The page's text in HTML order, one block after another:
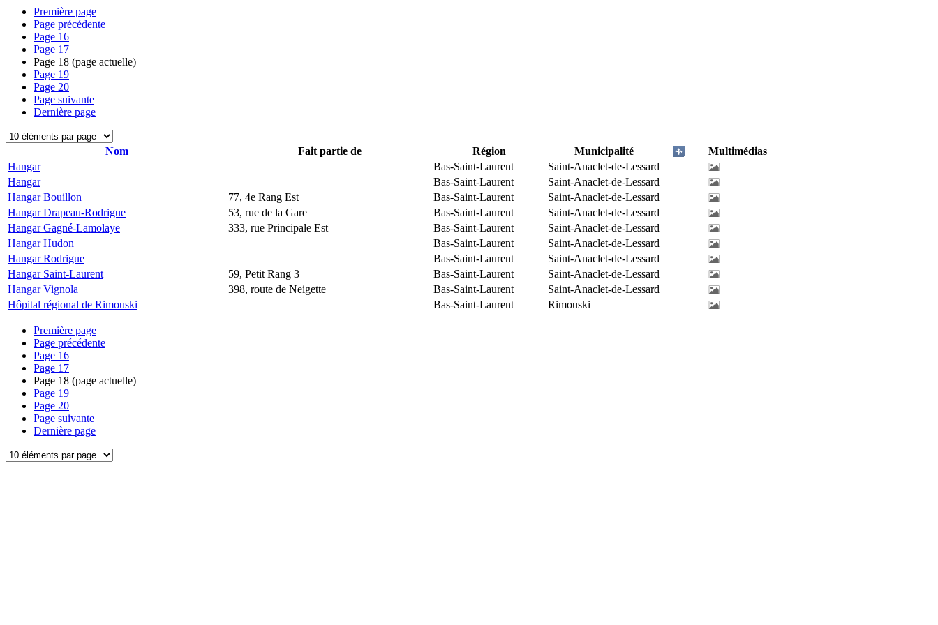
Première page
Page précédente
Page 16
Page 17
Page 18 (page actuelle)
Page 19
Page 20
Page suivante
Dernière page
Nom Fait partie de Région Municipalité
Multimédias
Hangar
Bas-Saint-Laurent
Saint-Anaclet-de-Lessard
Hangar
Bas-Saint-Laurent
Saint-Anaclet-de-Lessard
Hangar Bouillon
77, 4e Rang Est Bas-Saint-Laurent
Saint-Anaclet-de-Lessard
Hangar Drapeau-Rodrigue
53, rue de la Gare Bas-Saint-Laurent
Saint-Anaclet-de-Lessard
Hangar Gagné-Lamolaye
333, rue Principale Est Bas-Saint-Laurent
Saint-Anaclet-de-Lessard
Hangar Hudon
Bas-Saint-Laurent
Saint-Anaclet-de-Lessard
Hangar Rodrigue
Bas-Saint-Laurent
Saint-Anaclet-de-Lessard
Hangar Saint-Laurent
59, Petit Rang 3 Bas-Saint-Laurent
Saint-Anaclet-de-Lessard
Hangar Vignola
398, route de Neigette Bas-Saint-Laurent
Saint-Anaclet-de-Lessard
Hôpital régional de Rimouski
Bas-Saint-Laurent Rimouski
Première page
Page précédente
Page 16
Page 17
Page 18 (page actuelle)
Page 19
Page 20
Page suivante
Dernière page